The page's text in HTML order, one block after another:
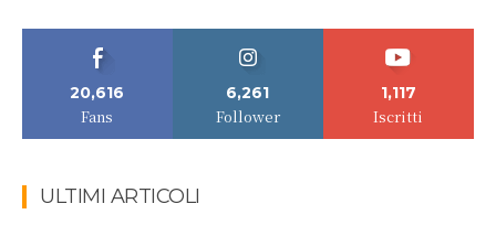
20,616
Fans
6,261
Follower
1,117
Iscritti
ULTIMI ARTICOLI